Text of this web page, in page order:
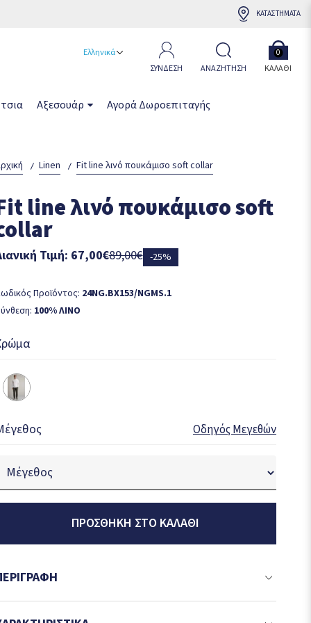
ΚΑΤΑΣΤΗΜΑΤΑ
Ελληνικά
ΣΥΝΔΕΣΗ
ΑΝΑΖΗΤΗΣΗ ΚΑΛΆΘΙ
0
Αξεσουάρ Αγορά Δωροεπιταγής
Linen Fit line λινό πουκάμισο soft collar
line λινό πουκάμισο soft
89,00€
Τιμή: 67,00€ -25%
Προϊόντος: 24NG.BX153/NGMS.1
100% ΛΙΝΟ
Οδηγός Μεγεθών
ΠΡΟΣΘΉΚΗ ΣΤΟ ΚΑΛΆΘΙ